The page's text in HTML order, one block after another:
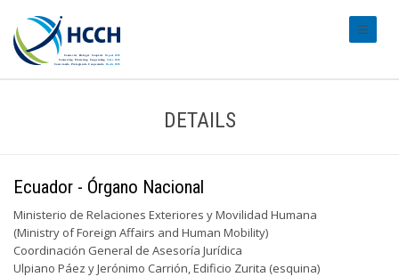
DETAILS
Ecuador - Órgano Nacional
Ministerio de Relaciones Exteriores y Movilidad Humana
(Ministry of Foreign Affairs and Human Mobility)
Coordinación General de Asesoría Jurídica
Ulpiano Páez y Jerónimo Carrión, Edificio Zurita (esquina)